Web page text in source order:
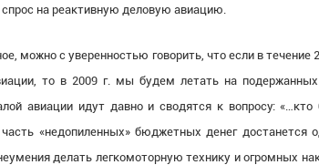
на реактивную деловую авиацию.
можно с уверенностью говорить, что если в течение
то в 2009 г. мы будем летать на
авиации идут давно и сводятся к вопросу:
«недопиленных» бюджетных денег достанется
делать легкомоторную технику и огромных